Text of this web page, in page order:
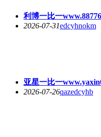
利博一比一
2026-07-31edcyhnokm
亚星一比一
2026-07-26qazedcyhb